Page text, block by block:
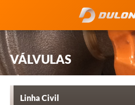
HOME
QUEM SOMOS
FUNDIÇÃO
VÁLVULAS
Linha Civil